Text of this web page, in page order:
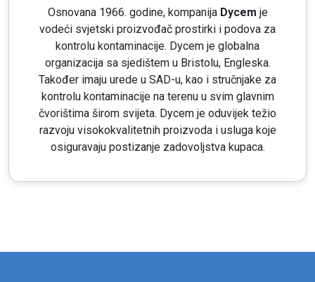
Osnovana 1966. godine, kompanija Dycem je
vodeći svjetski proizvođač prostirki i podova za
kontrolu kontaminacije. Dycem je globalna
organizacija sa sjedištem u Bristolu, Engleska.
Također imaju urede u SAD-u, kao i stručnjake za
kontrolu kontaminacije na terenu u svim glavnim
čvorištima širom svijeta. Dycem je oduvijek težio
razvoju visokokvalitetnih proizvoda i usluga koje
osiguravaju postizanje zadovoljstva kupaca.